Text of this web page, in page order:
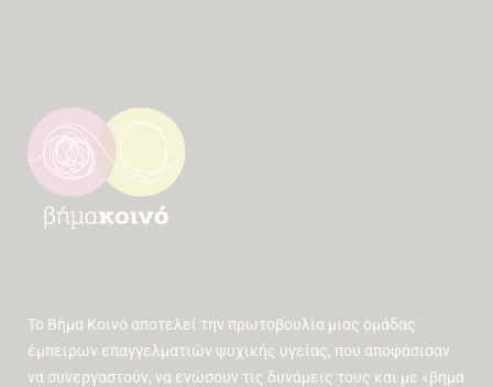
Το Βήμα Κοινό αποτελεί την πρωτοβουλία μιας ομάδας
έμπειρων επαγγελματιών ψυχικής υγείας, που αποφάσισαν
να συνεργαστούν, να ενώσουν τις δυνάμεις τους και με «βημα